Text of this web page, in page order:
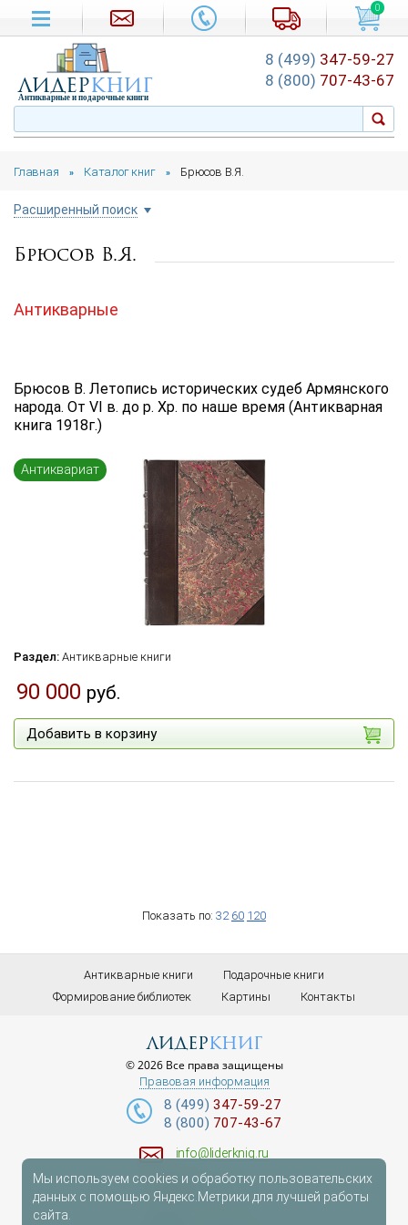
Главная » Каталог книг » Брюсов В.Я.
Расширенный поиск
Цена руб.
Автор
...
Язык книги
по дате поступления (новинки)
Брюсов В.Я.
Антикварные
Брюсов В. Летопись исторических судеб Армянского
народа. От VI в. до р. Хр. по наше время (Антикварная
книга 1918г.)
Антиквариат
Раздел: Антикварные книги
90 000 руб.
Добавить в корзину
Показать по: 32 60 120
0
лидеркниг
Антикварные и подарочные книги
8 (499) 347-59-27
8 (800) 707-43-67
Антикварные книги
Подарочные книги
Формирование библиотек
Картины Контакты
лидеркниг
© 2026 Все права защищены
Правовая информация
8 (499) 347-59-27
8 (800) 707-43-67
info@liderknig.ru
Доставка
Мы используем cookies и обработку пользовательских
данных с помощью Яндекс.Метрики для лучшей работы
сайта.